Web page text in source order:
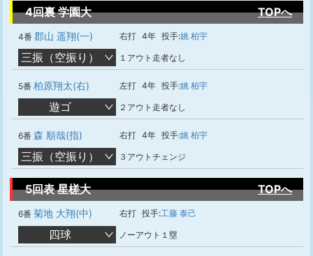
4回裏 学園大 TOPへ
4番 郡山 遥翔(一) 右打 4年 投手:姚 柏宇
三振（空振り） １アウト走者なし
5番 柏原翔太(右) 左打 4年 投手:姚 柏宇
遊ゴ ２アウト走者なし
6番 森 順哉(指) 右打 4年 投手:姚 柏宇
三振（空振り） ３アウトチェンジ
5回表 星槎大 TOPへ
6番 菊地 大翔(中) 右打 投手:工藤 泰己
四球 ノーアウト１塁